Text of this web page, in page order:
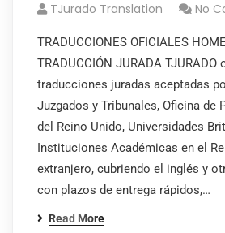
TJurado Translation No
TRADUCCIONES OFICIALES
TRADUCCIÓN JURADA TJURADO
traducciones juradas aceptadas
Juzgados y Tribunales, Oficina de
del Reino Unido, Universidades
Instituciones Académicas en el
extranjero, cubriendo el inglés y
con plazos de entrega rápidos,…
Read More